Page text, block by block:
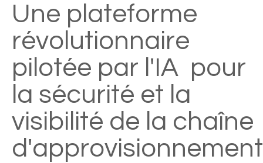
Une plateforme
révolutionnaire
pilotée par l'IA pour
la sécurité et la
visibilité de la chaîne
d'approvisionnement